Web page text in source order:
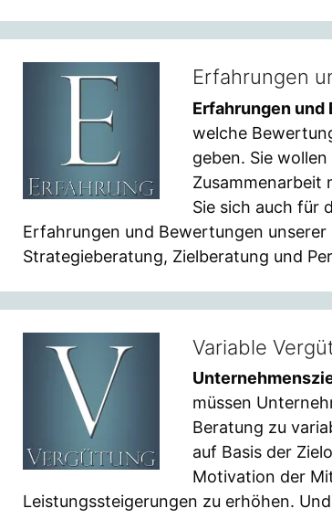
Erfahrungen
Erfahrungen und
welche
geben. Sie
Zusammenarbeit
Sie sich auch für
Erfahrungen und Bewertungen
Strategieberatung, Zielberatung und
Variable
müssen
Beratung zu
auf Basis der
Motivation der
Leistungssteigerungen zu erhöhen.